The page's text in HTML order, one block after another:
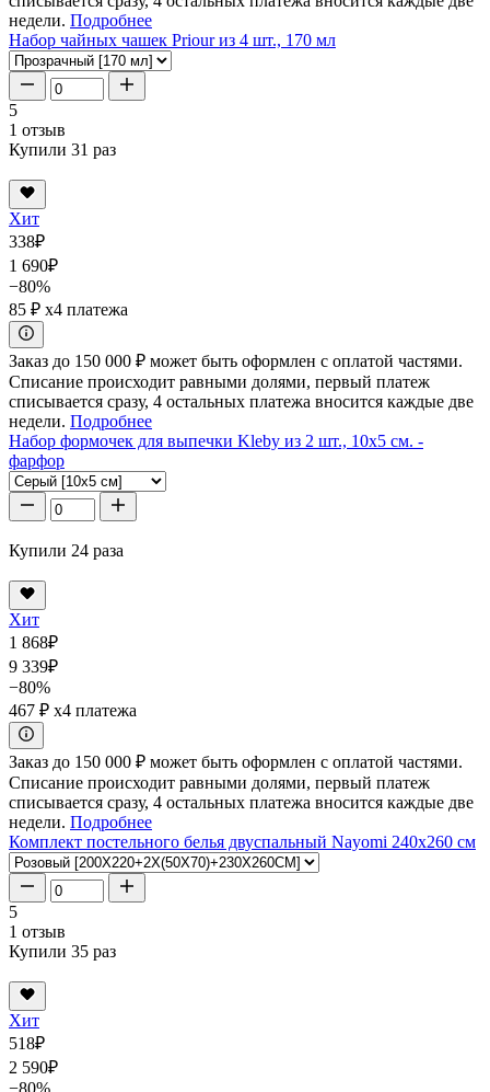
недели. Подробнее
Набор чайных чашек Priour из 4 шт., 170 мл
5
1 отзыв
Купили 31 раз
Хит
338₽
1 690₽
−80%
85 ₽ x4 платежа
Заказ до 150 000 ₽ может быть оформлен с оплатой частями.
Списание происходит равными долями, первый платеж
списывается сразу, 4 остальных платежа вносится каждые две
недели. Подробнее
Набор формочек для выпечки Kleby из 2 шт., 10x5 см. -
фарфор
Купили 24 раза
Хит
1 868₽
9 339₽
−80%
467 ₽ x4 платежа
Заказ до 150 000 ₽ может быть оформлен с оплатой частями.
Списание происходит равными долями, первый платеж
списывается сразу, 4 остальных платежа вносится каждые две
недели. Подробнее
Комплект постельного белья двуспальный Nayomi 240x260 см
5
1 отзыв
Купили 35 раз
Хит
518₽
2 590₽